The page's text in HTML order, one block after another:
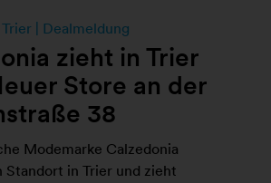
Trier | Dealmeldung
zieht in Trier
Store an der
38
Modemarke Calzedonia
Standort in Trier und zieht